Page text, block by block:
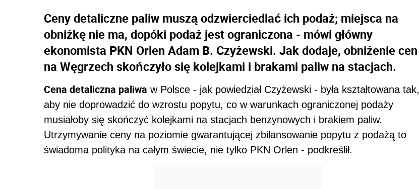
Ceny detaliczne paliw muszą odzwierciedlać ich podaż; miejsca na
obniżkę nie ma, dopóki podaż jest ograniczona - mówi główny
ekonomista PKN Orlen Adam B. Czyżewski. Jak dodaje, obniżenie cen
na Węgrzech skończyło się kolejkami i brakami paliw na stacjach.
Cena detaliczna paliwa w Polsce - jak powiedział Czyżewski - była kształtowana tak,
aby nie doprowadzić do wzrostu popytu, co w warunkach ograniczonej podaży
musiałoby się skończyć kolejkami na stacjach benzynowych i brakiem paliw.
Utrzymywanie ceny na poziomie gwarantującej zbilansowanie popytu z podażą to
świadoma polityka na całym świecie, nie tylko PKN Orlen - podkreślił.